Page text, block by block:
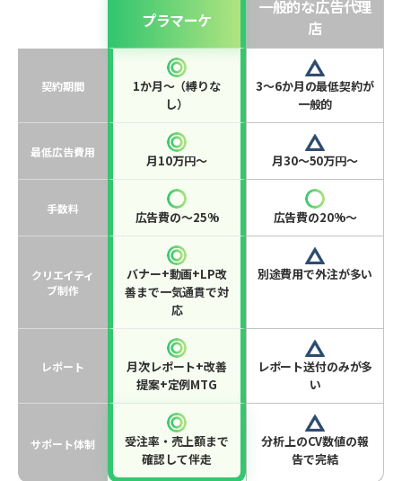
プラマーケ
一般的な広告代理
店
契約期間
1か月〜（縛りな
し）
3〜6か月の最低契約が
一般的
最低広告費用
月10万円〜 月30〜50万円〜
手数料
広告費の〜25% 広告費の20%〜
クリエイティ
ブ制作
バナー+動画+LP改
善まで一気通貫で対
応
別途費用で外注が多い
レポート
月次レポート+改善
提案+定例MTG
レポート送付のみが多
い
サポート体制
受注率・売上額まで
確認して伴走
分析上のCV数値の報
告で完結